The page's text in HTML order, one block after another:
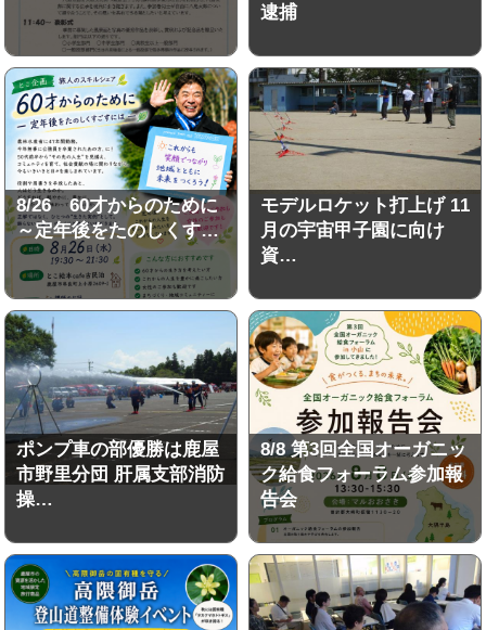
逮捕
8/26 60才からのために
～定年後をたのしくす…
モデルロケット打上げ 11
月の宇宙甲子園に向け
資…
ポンプ車の部優勝は鹿屋
市野里分団 肝属支部消防
操…
8/8 第3回全国オーガニッ
ク給食フォーラム参加報
告会